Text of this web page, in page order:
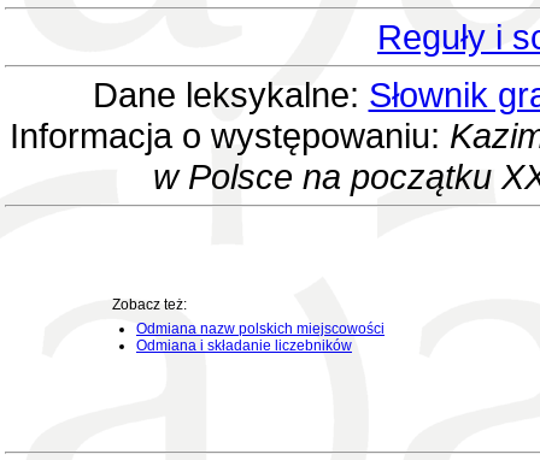
Reguły i
Dane leksykalne: Słownik
Informacja o występowaniu:
w Polsce na początku
Zobacz też:
Odmiana nazw polskich miejscowości
Odmiana i składanie liczebników